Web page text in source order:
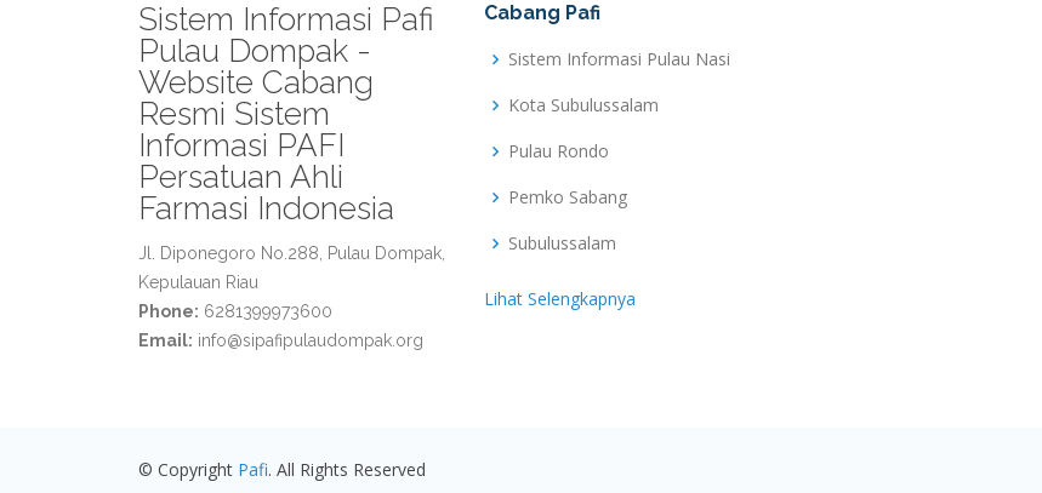
Sistem Informasi Pafi
Pulau Dompak -
Website Cabang
Resmi Sistem
Informasi PAFI
Persatuan Ahli
Farmasi Indonesia
Jl. Diponegoro No.288, Pulau Dompak,
Kepulauan Riau
Phone: 6281399973600
Email: info@sipafipulaudompak.org
Cabang Pafi
Sistem Informasi Pulau Nasi
Kota Subulussalam
Pulau Rondo
Pemko Sabang
Subulussalam
Lihat Selengkapnya
© Copyright Pafi. All Rights Reserved